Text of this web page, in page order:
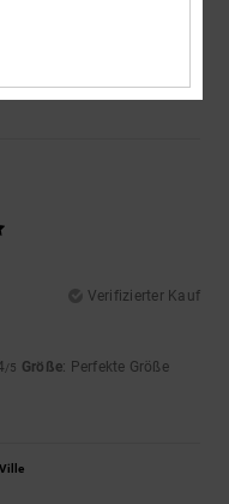
Verifizierter Kauf
/5 Größe: Perfekte Größe